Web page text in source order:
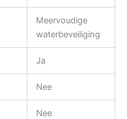
Meervoudige
waterbeveiliging
Ja
Nee
Nee